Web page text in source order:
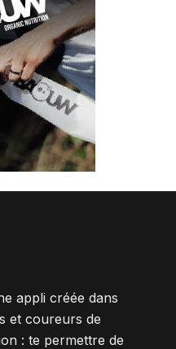
appli créée dans
et coureurs de
: te permettre de